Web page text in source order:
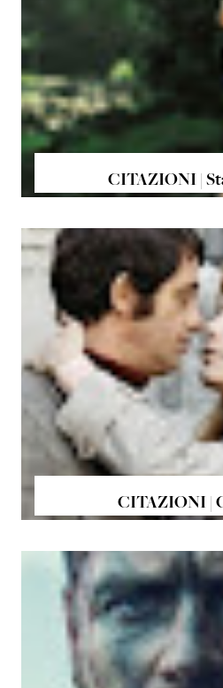
CITAZIONI |
CITAZIONI |